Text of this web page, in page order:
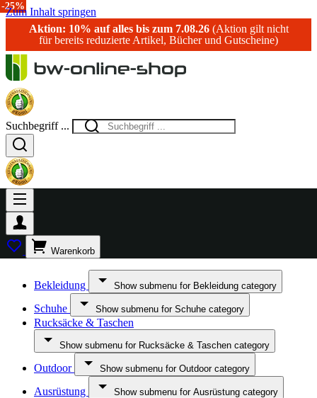
Zum Inhalt springen
Aktion: 10% auf alles bis zum 7.08.26(Aktion gilt nicht
für bereits reduzierte Artikel, Bücher und Gutscheine)
Suchbegriff ...
Warenkorb
Bekleidung Show submenu for Bekleidung category
Schuhe Show submenu for Schuhe category
Rucksäcke & Taschen
Show submenu for Rucksäcke & Taschen category
Outdoor Show submenu for Outdoor category
Ausrüstung Show submenu for Ausrüstung category
-25%